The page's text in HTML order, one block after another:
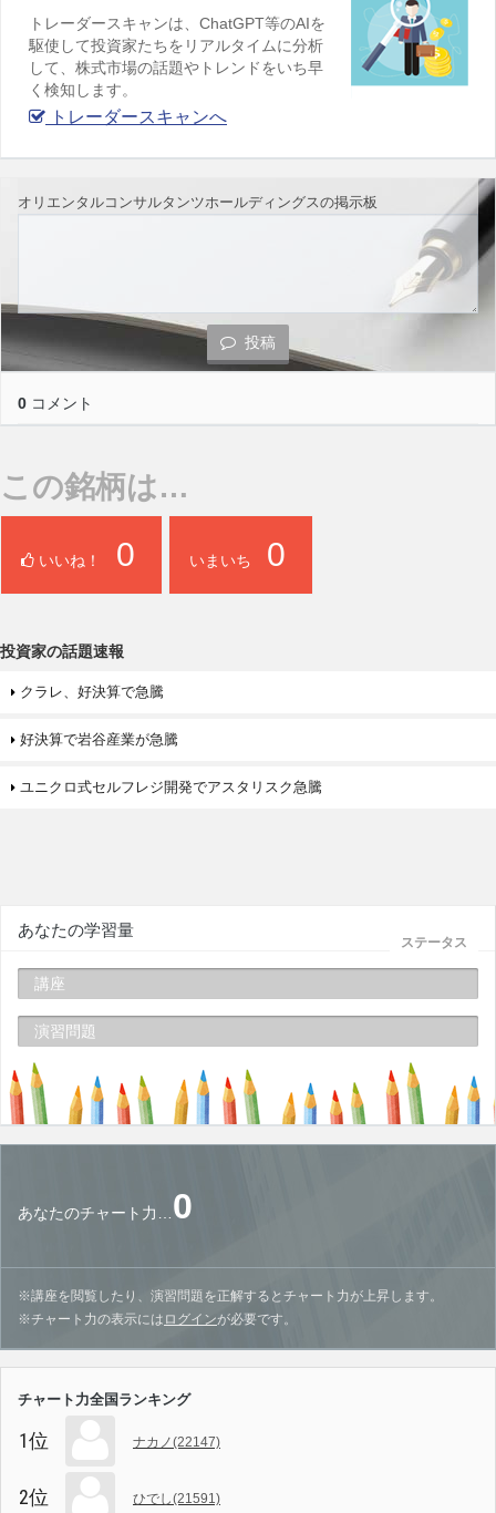
トレーダースキャンは、ChatGPT等のAIを
駆使して投資家たちをリアルタイムに分析
して、株式市場の話題やトレンドをいち早
く検知します。
トレーダースキャンへ
オリエンタルコンサルタンツホールディングスの掲示板
投稿
0 コメント
この銘柄は…
いいね！ 0 いまいち 0
投資家の話題速報
クラレ、好決算で急騰
好決算で岩谷産業が急騰
ユニクロ式セルフレジ開発でアスタリスク急騰
ステータス
あなたの学習量
講座
演習問題
あなたのチャート力…0
※講座を閲覧したり、演習問題を正解するとチャート力が上昇します。
※チャート力の表示には ログインが必要です。
チャート力全国ランキング
1位 ナカノ(22147)
2位 ひでし(21591)